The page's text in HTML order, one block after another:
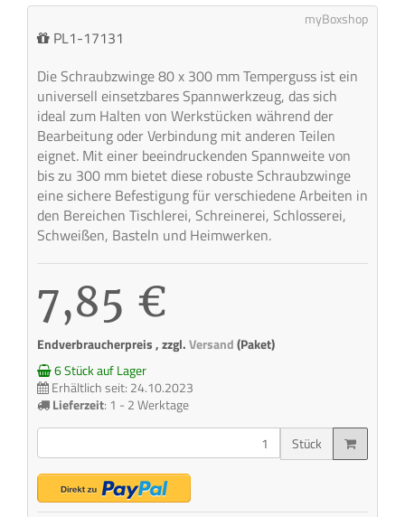
myBoxshop
PL1-17131
Die Schraubzwinge 80 x 300 mm Temperguss ist ein
universell einsetzbares Spannwerkzeug, das sich
ideal zum Halten von Werkstücken während der
Bearbeitung oder Verbindung mit anderen Teilen
eignet. Mit einer beeindruckenden Spannweite von
bis zu 300 mm bietet diese robuste Schraubzwinge
eine sichere Befestigung für verschiedene Arbeiten in
den Bereichen Tischlerei, Schreinerei, Schlosserei,
Schweißen, Basteln und Heimwerken.
7,85 €
Endverbraucherpreis , zzgl.Versand(Paket)
6 Stück auf Lager
Erhältlich seit: 24.10.2023
Lieferzeit: 1 - 2 Werktage
Stück